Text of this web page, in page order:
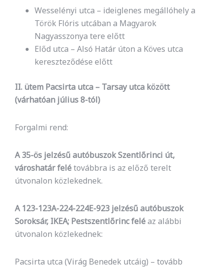
Wesselényi utca – ideiglenes megállóhely a
Török Flóris utcában a Magyarok
Nagyasszonya tere előtt
Előd utca – Alsó Határ úton a Köves utca
kereszteződése előtt
II. ütem Pacsirta utca – Tarsay utca között
(várhatóan július 8-tól)
Forgalmi rend:
A 35-ös jelzésű autóbuszok Szentlőrinci út,
városhatár felétovábbra is az előző terelt
útvonalon közlekednek.
A 123-123A-224-224E-923 jelzésű autóbuszok
Soroksár, IKEA; Pestszentlőrinc feléaz alábbi
útvonalon közlekednek:
Pacsirta utca (Virág Benedek utcáig) – tovább